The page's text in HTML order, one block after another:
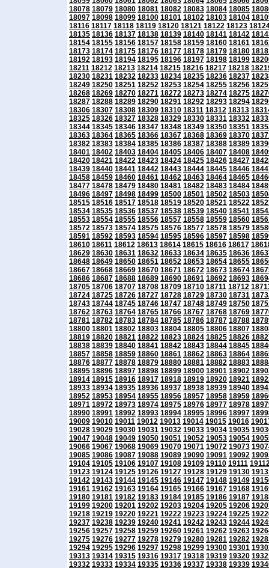
18078 18079 18080 18081 18082 18083 18084 18085
18097 18098 18099 18100 18101 18102 18103 18104
18116 18117 18118 18119 18120 18121 18122 18123
18135 18136 18137 18138 18139 18140 18141 18142
18154 18155 18156 18157 18158 18159 18160 18161
18173 18174 18175 18176 18177 18178 18179 18180
18192 18193 18194 18195 18196 18197 18198 18199
18211 18212 18213 18214 18215 18216 18217 18218
18230 18231 18232 18233 18234 18235 18236 18237
18249 18250 18251 18252 18253 18254 18255 18256
18268 18269 18270 18271 18272 18273 18274 18275
18287 18288 18289 18290 18291 18292 18293 18294
18306 18307 18308 18309 18310 18311 18312 18313
18325 18326 18327 18328 18329 18330 18331 18332
18344 18345 18346 18347 18348 18349 18350 18351
18363 18364 18365 18366 18367 18368 18369 18370
18382 18383 18384 18385 18386 18387 18388 18389
18401 18402 18403 18404 18405 18406 18407 18408
18420 18421 18422 18423 18424 18425 18426 18427
18439 18440 18441 18442 18443 18444 18445 18446
18458 18459 18460 18461 18462 18463 18464 18465
18477 18478 18479 18480 18481 18482 18483 18484
18496 18497 18498 18499 18500 18501 18502 18503
18515 18516 18517 18518 18519 18520 18521 18522
18534 18535 18536 18537 18538 18539 18540 18541
18553 18554 18555 18556 18557 18558 18559 18560
18572 18573 18574 18575 18576 18577 18578 18579
18591 18592 18593 18594 18595 18596 18597 18598
18610 18611 18612 18613 18614 18615 18616 18617
18629 18630 18631 18632 18633 18634 18635 18636
18648 18649 18650 18651 18652 18653 18654 18655
18667 18668 18669 18670 18671 18672 18673 18674
18686 18687 18688 18689 18690 18691 18692 18693
18705 18706 18707 18708 18709 18710 18711 18712
18724 18725 18726 18727 18728 18729 18730 18731
18743 18744 18745 18746 18747 18748 18749 18750
18762 18763 18764 18765 18766 18767 18768 18769
18781 18782 18783 18784 18785 18786 18787 18788
18800 18801 18802 18803 18804 18805 18806 18807
18819 18820 18821 18822 18823 18824 18825 18826
18838 18839 18840 18841 18842 18843 18844 18845
18857 18858 18859 18860 18861 18862 18863 18864
18876 18877 18878 18879 18880 18881 18882 18883
18895 18896 18897 18898 18899 18900 18901 18902
18914 18915 18916 18917 18918 18919 18920 18921
18933 18934 18935 18936 18937 18938 18939 18940
18952 18953 18954 18955 18956 18957 18958 18959
18971 18972 18973 18974 18975 18976 18977 18978
18990 18991 18992 18993 18994 18995 18996 18997
19009 19010 19011 19012 19013 19014 19015 19016
19028 19029 19030 19031 19032 19033 19034 19035
19047 19048 19049 19050 19051 19052 19053 19054
19066 19067 19068 19069 19070 19071 19072 19073
19085 19086 19087 19088 19089 19090 19091 19092
19104 19105 19106 19107 19108 19109 19110 19111
19123 19124 19125 19126 19127 19128 19129 19130
19142 19143 19144 19145 19146 19147 19148 19149
19161 19162 19163 19164 19165 19166 19167 19168
19180 19181 19182 19183 19184 19185 19186 19187
19199 19200 19201 19202 19203 19204 19205 19206
19218 19219 19220 19221 19222 19223 19224 19225
19237 19238 19239 19240 19241 19242 19243 19244
19256 19257 19258 19259 19260 19261 19262 19263
19275 19276 19277 19278 19279 19280 19281 19282
19294 19295 19296 19297 19298 19299 19300 19301
19313 19314 19315 19316 19317 19318 19319 19320
19332 19333 19334 19335 19336 19337 19338 19339